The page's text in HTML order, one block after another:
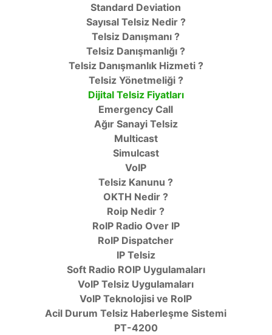
Standard Deviation
Sayısal Telsiz Nedir ?
Telsiz Danışmanı ?
Telsiz Danışmanlığı ?
Telsiz Danışmanlık Hizmeti ?
Telsiz Yönetmeliği ?
Dijital Telsiz Fiyatları
Emergency Call
Ağır Sanayi Telsiz
Multicast
Simulcast
VoIP
Telsiz Kanunu ?
OKTH Nedir ?
Roip Nedir ?
RoIP Radio Over IP
RoIP Dispatcher
IP Telsiz
Soft Radio ROIP Uygulamaları
VoIP Telsiz Uygulamaları
VoIP Teknolojisi ve RoIP
Acil Durum Telsiz Haberleşme Sistemi
PT-4200